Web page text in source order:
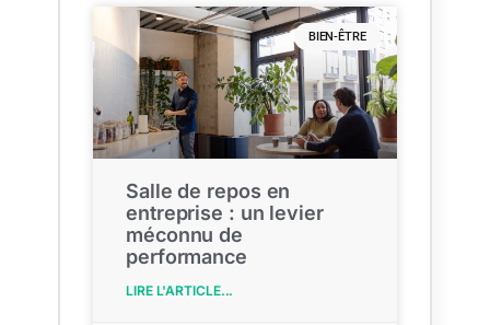
BIEN-ÊTRE
Salle de repos en
entreprise : un levier
méconnu de
performance
LIRE L'ARTICLE...